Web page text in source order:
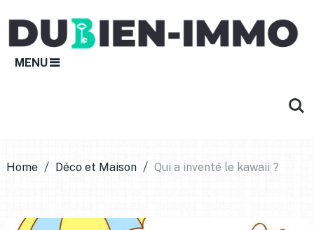
MENU
Home Déco et Maison Qui a inventé le kawaii ?